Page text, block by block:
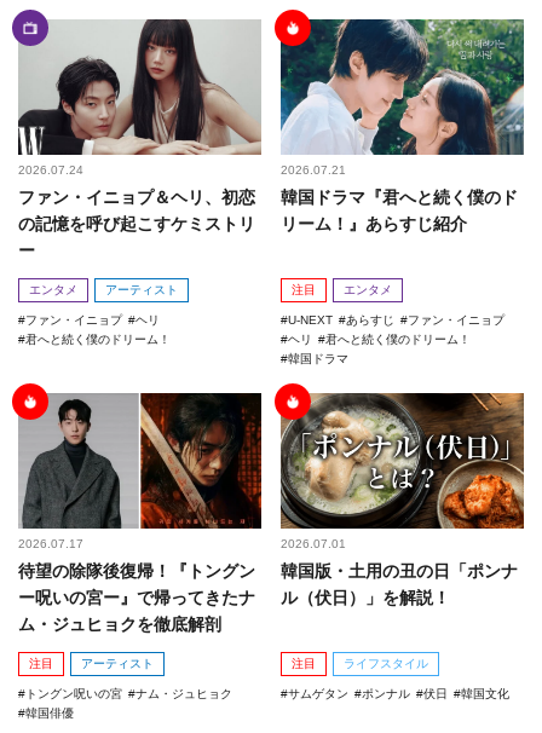
2026.07.24
ファン・イニョプ＆ヘリ、初恋
の記憶を呼び起こすケミストリ
ー
エンタメ アーティスト
ファン・イニョプ
ヘリ
君へと続く僕のドリーム！
2026.07.21
韓国ドラマ『君へと続く僕のド
リーム！』あらすじ紹介
注目 エンタメ
U-NEXT あらすじ
ファン・イニョプ
ヘリ
君へと続く僕のドリーム！
韓国ドラマ
2026.07.17
待望の除隊後復帰！『トングン
ー呪いの宮ー』で帰ってきたナ
ム・ジュヒョクを徹底解剖
注目 アーティスト
トングン呪いの宮
ナム・ジュヒョク
韓国俳優
2026.07.01
韓国版・土用の丑の日「ポンナ
ル（伏日）」を解説！
注目 ライフスタイル
サムゲタン ポンナル 伏日 韓国文化